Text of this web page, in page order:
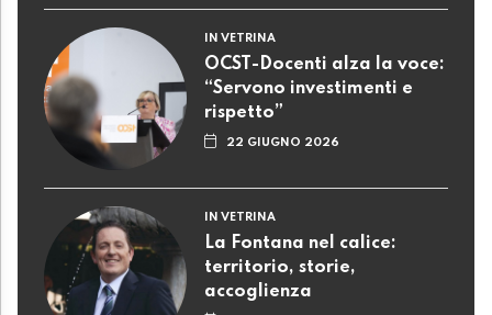
IN VETRINA
OCST-Docenti alza la voce:
“Servono investimenti e
rispetto”
22 GIUGNO 2026
IN VETRINA
La Fontana nel calice:
territorio, storie,
accoglienza